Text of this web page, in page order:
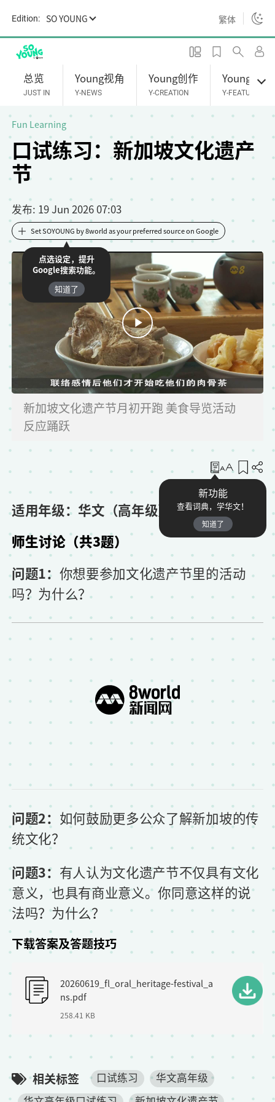
i
Edition: SO YOUNG 繁体
总览
JUST IN
Young视角
Y-NEWS
Young创作
Y-CREATION
Young专题
Y-FEATURES
口试练习：新加坡文化遗产
节
Fun Learning
发布: 19 Jun 2026 07:03
Set SOYOUNG by 8world as your preferred source on Google
点选设定，提升
Google搜索功能。
知道了
新加坡文化遗产节月初开跑 美食导览活动
反应踊跃
新功能
查看词典，学华文！
知道了
收藏
适用年级：华文（高年级）
师生讨论（共3题）
问题1： 你想要参加文化遗产节里的活动
吗？为什么？
问题2： 如何鼓励更多公众了解新加坡的传
统文化？
问题3： 有人认为文化遗产节不仅具有文化
意义，也具有商业意义。你同意这样的说
法吗？为什么？
下载答案及答题技巧
20260619_fl_oral_heritage-festival_a
ns.pdf
258.41 KB
相关标签 口试练习
华文高年级